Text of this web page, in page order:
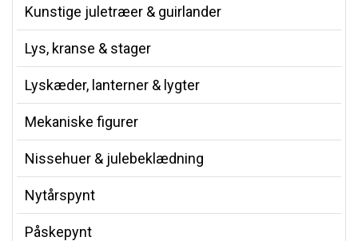
Kunstige juletræer & guirlander
Lys, kranse & stager
Lyskæder, lanterner & lygter
Mekaniske figurer
Nissehuer & julebeklædning
Nytårspynt
Påskepynt